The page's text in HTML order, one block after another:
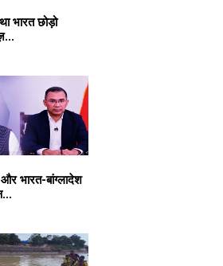
भारत छोड़ो
और भारत-बांग्लादेश